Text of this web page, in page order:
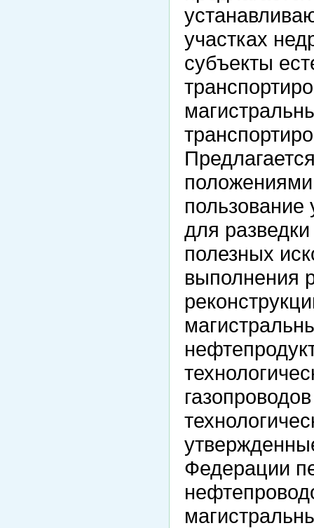
участках
субъекты
пользование
для
полезных
выполнения
Федерации